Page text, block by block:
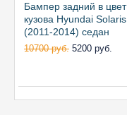
Бампер задний в цвет
кузова Hyundai Solaris
(2011-2014) седан
10700 руб. 5200 руб.